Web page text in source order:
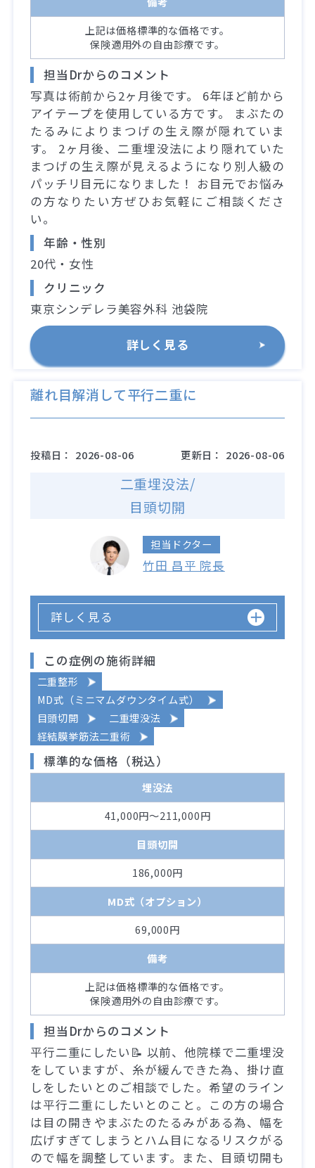
上記は価格標準的な価格です。
保険適用外の自由診療です。
担当Drからのコメント
写真は術前から2ヶ月後です。 6年ほど前から
アイテープを使用している方です。 まぶたの
たるみによりまつげの生え際が隠れていま
す。 2ヶ月後、二重埋没法により隠れていた
まつげの生え際が見えるようになり別人級の
パッチリ目元になりました！ お目元でお悩み
の方なりたい方ぜひお気軽にご相談くださ
い。
年齢・性別
20代・女性
クリニック
東京シンデレラ美容外科 池袋院
詳しく見る
離れ目解消して平行二重に
投稿日： 2026-08-06 更新日： 2026-08-06
二重埋没法/
目頭切開
担当ドクター
竹田 昌平 院長
詳しく見る
この症例の施術詳細
二重整形
MD式（ミニマムダウンタイム式）
目頭切開
二重埋没法
経結膜挙筋法二重術
標準的な価格（税込）
埋没法
41,000円～211,000円
目頭切開
186,000円
MD式（オプション）
69,000円
備考
上記は価格標準的な価格です。
保険適用外の自由診療です。
担当Drからのコメント
平行二重にしたい📝 以前、他院様で二重埋没
をしていますが、糸が緩んできた為、掛け直
しをしたいとのご相談でした。希望のライン
は平行二重にしたいとのこと。この方の場合
は目の開きやまぶたのたるみがある為、幅を
広げすぎてしまうとハム目になるリスクがる
ので幅を調整しています。また、目頭切開も